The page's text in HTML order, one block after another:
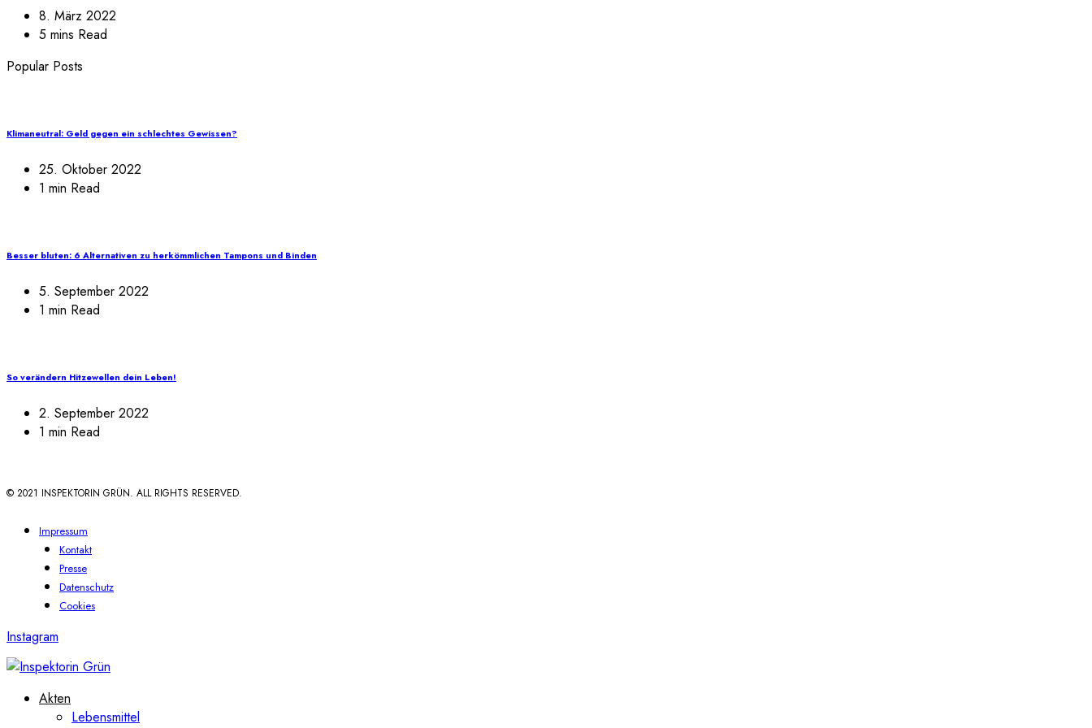
8. März 2022
5 mins Read
Popular Posts
Klimaneutral: Geld gegen ein schlechtes Gewissen?
25. Oktober 2022
1 min Read
Besser bluten: 6 Alternativen zu herkömmlichen Tampons und Binden
5. September 2022
1 min Read
So verändern Hitzewellen dein Leben!
2. September 2022
1 min Read
© 2021 INSPEKTORIN GRÜN. ALL RIGHTS RESERVED.
Impressum
Kontakt
Presse
Datenschutz
Cookies
Instagram
Akten
Lebensmittel